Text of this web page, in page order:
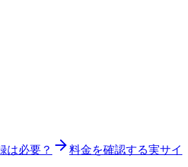
は必要？ 料金を確認する実サイ